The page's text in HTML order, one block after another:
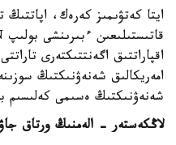
ايتا كەتۋىمىز كەرەك،
اقپاراتتىق اگەنتتىكتەرى
امەريكالىق شەنەۋنىكتىڭ
شەنەۋنىكتىڭ ەسىمى كەلىسىم
لاڭكەستەر - الەمنىڭ ورتاق